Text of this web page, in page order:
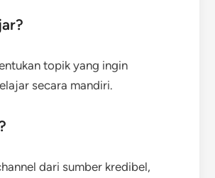
topik yang ingin
secara mandiri.
dari sumber kredibel,